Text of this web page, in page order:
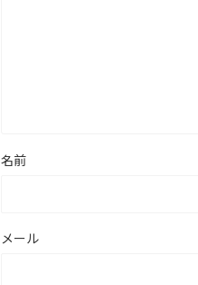
名前
メール